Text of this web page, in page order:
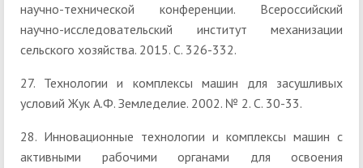
научно-технической конференции. Всероссийский
научно-исследовательский институт механизации
сельского хозяйства. 2015. С. 326-332.
27. Технологии и комплексы машин для засушливых
условий Жук А.Ф. Земледелие. 2002. № 2. С. 30-33.
28. Инновационные технологии и комплексы машин с
активными рабочими органами для освоения